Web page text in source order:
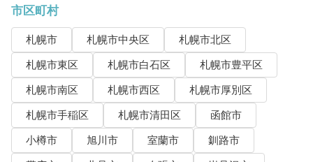
市区町村
札幌市 札幌市中央区
札幌市北区
札幌市東区
札幌市白石区
札幌市豊平区
札幌市南区
札幌市西区
札幌市厚別区
札幌市手稲区
札幌市清田区
函館市
小樽市
旭川市 室蘭市
釧路市